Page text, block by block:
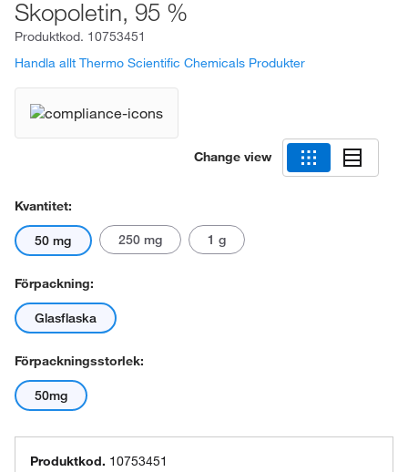
Skopoletin, 95 %
Produktkod. 10753451
Handla allt Thermo Scientific Chemicals Produkter
Change view
Kvantitet:
50 mg 250 mg 1 g
Förpackning:
Glasflaska
Förpackningsstorlek:
50mg
Produktkod. 10753451